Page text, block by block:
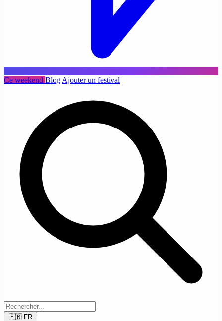
Ce weekend Blog Ajouter un festival
🇫🇷 FR